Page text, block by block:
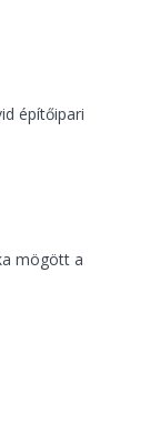
építőipari
mögött a